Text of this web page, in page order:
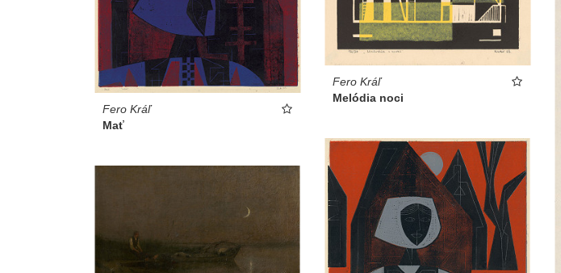
Fero Kráľ
Melódia noci
Fero Kráľ
Mať